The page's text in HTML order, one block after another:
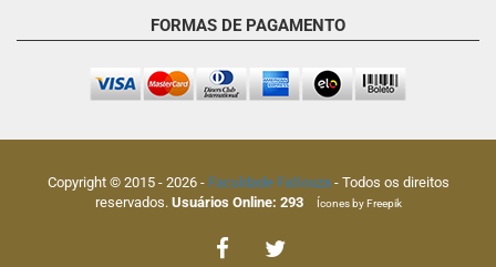
FORMAS DE PAGAMENTO
Copyright © 2015 - 2026- Faculdade FaSouza- Todos os direitos
reservados. Usuários Online: 293Ícones by Freepik